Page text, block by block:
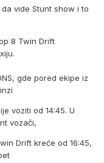
vide Stunt show i to
8 Twin Drift
gde pored ekipe iz
voziti od 14:45. U
vozači,
Drift kreće od 16:45,